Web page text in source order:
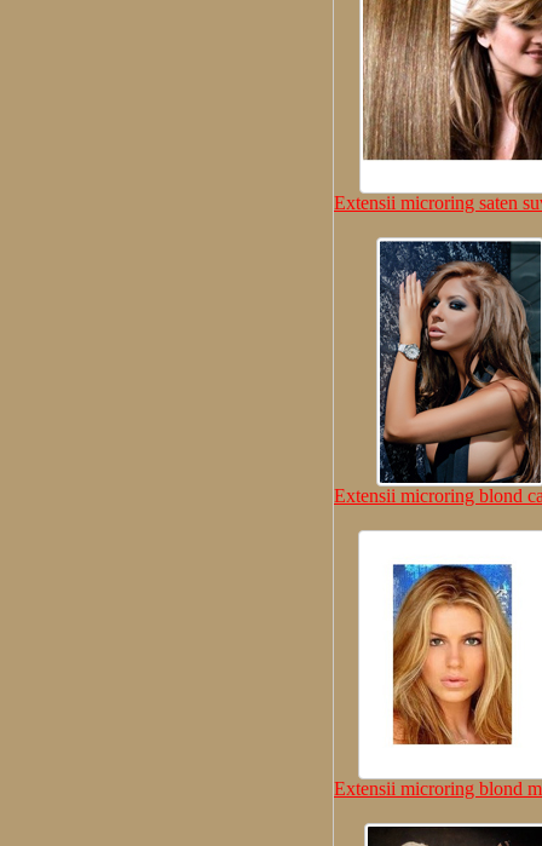
Extensii microring saten
Extensii microring blond
Extensii microring blond